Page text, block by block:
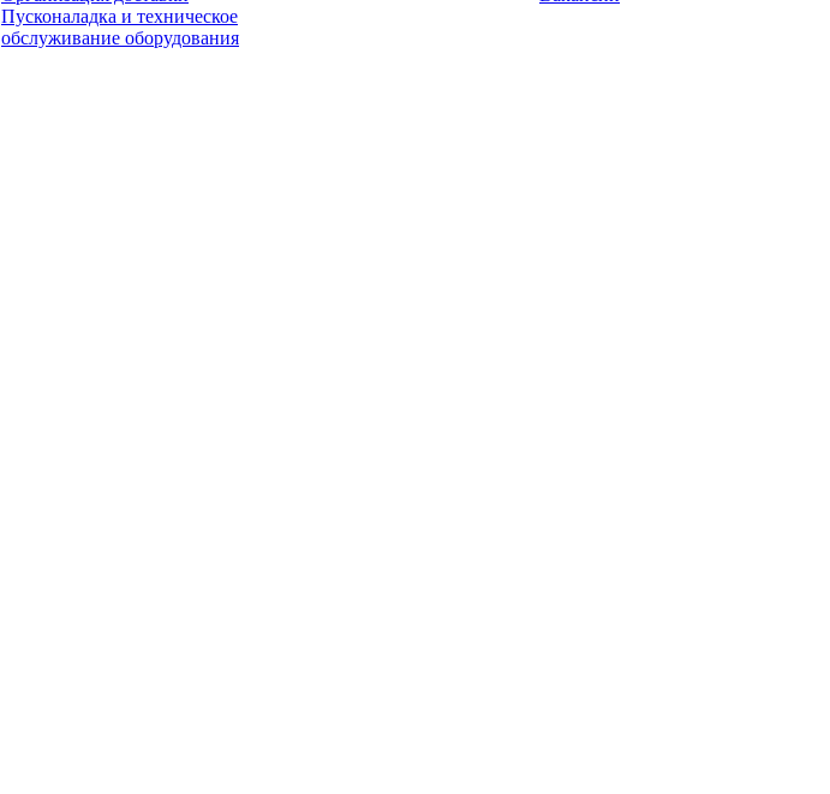
Пусконаладка и техническое
обслуживание оборудования